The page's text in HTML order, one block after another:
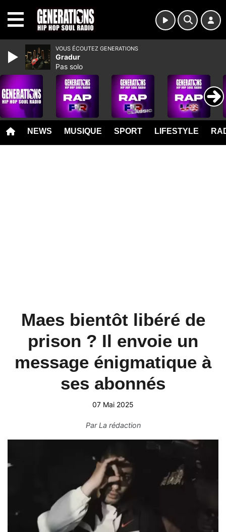
NEWS MUSIQUE SPORT LIFESTYLE
Maes bientôt libéré de
prison ? Il envoie un
message énigmatique à
ses abonnés
07 Mai 2025
ParLa rédaction
VOUS ÉCOUTEZ GENERATIONS
Gradur
Pas solo